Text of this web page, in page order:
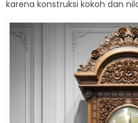
karena konstruksi kokoh dan